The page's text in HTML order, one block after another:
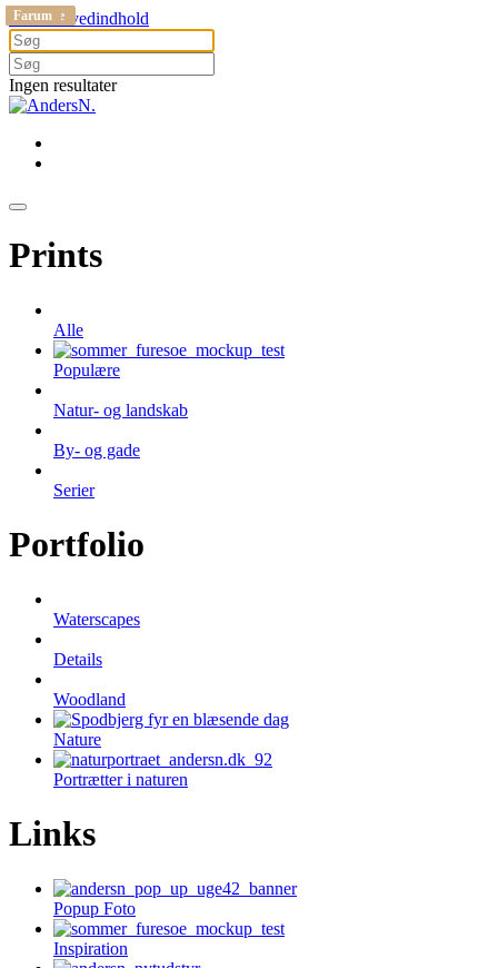
Gå til hovedindhold
Ingen resultater
Prints
Alle
Populære
Natur- og landskab
By- og gade
Serier
Portfolio
Waterscapes
Details
Woodland
Nature
Portrætter i naturen
Links
Popup Foto
Inspiration
Sverige
Ølstykke
Sverige
Ølstykke
Gribskov
Buresø
Fårevejle
Køge
Ølstykke
Gribskov
Ølstykke
Farum